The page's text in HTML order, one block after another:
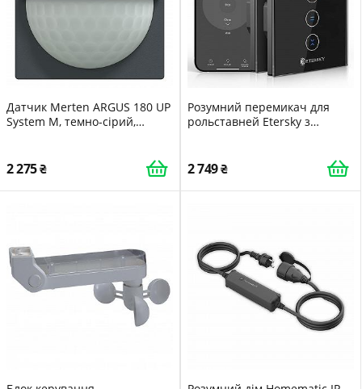
Датчик Merten ARGUS 180 UP
System M, темно-сірий,
2 275
Розумний перемикач для
рольставней Etersky з
2 749